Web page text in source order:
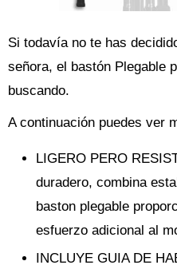
Si todavía no te has
señora, el bastón Plegable
buscando.
A continuación puedes ver
LIGERO PERO
duradero, combina
baston plegable
esfuerzo adicional al
INCLUYE GUIA DE